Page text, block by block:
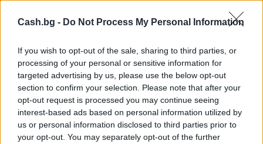
Cash.bg - Do Not Process My Personal Information
If you wish to opt-out of the sale, sharing to third parties, or
processing of your personal or sensitive information for
targeted advertising by us, please use the below opt-out
section to confirm your selection. Please note that after your
opt-out request is processed you may continue seeing
interest-based ads based on personal information utilized by
us or personal information disclosed to third parties prior to
your opt-out. You may separately opt-out of the further
Астронавти на NASA излязоха в
открития космос